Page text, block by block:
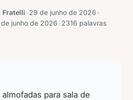
Fratelli 29 de junho de 2026
junho de 2026 2316 palavras
para sala de